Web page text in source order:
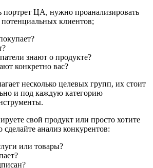
портрет ЦА, нужно проанализировать
клиентов;
знают о продукте?
конкретно вас?
несколько целевых групп, их стоит
и под каждую категорию
свой продукт или просто хотите
сделайте анализ конкурентов:
или товары?